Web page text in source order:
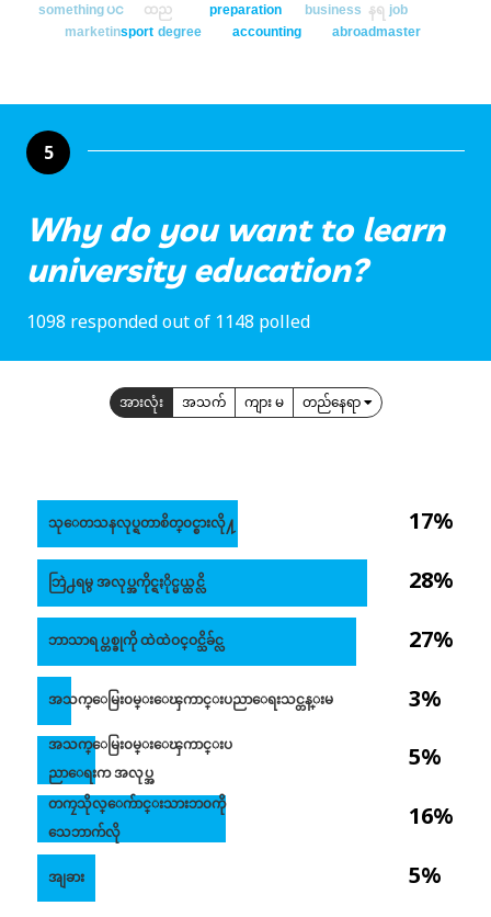
business
preparation
ထည နရ
ပင
abroad
accounting
degree
job
marketin master
something
sport
5
Why do you want to learn
university education?
1098 responded out of 1148 polled
အားလုံး အသက် ကျား မ တည်နေရာ
17%
28%
27%
3%
5%
16%
5%
သုေတသနလုပ္ရတာစိတ္၀င္စားလို႔
ဘြဲ႕ရမွ အလုပ္အကိုင္ရႏိုင္မယ္ထင္လိ
ဘာသာရပ္တစ္ခုကို ထဲထဲဝင္ဝင္သိခ်င္လ
အသက္ေမြး၀မ္းေၾကာင္းပညာေရးသင္တန္းမ
အသက္ေမြး၀မ္းေၾကာင္းပ
ညာေရးက အလုပ္အ
တကၠသိုလ္ေက်ာင္းသားဘ၀ကို
သေဘာက်လို
အျခား